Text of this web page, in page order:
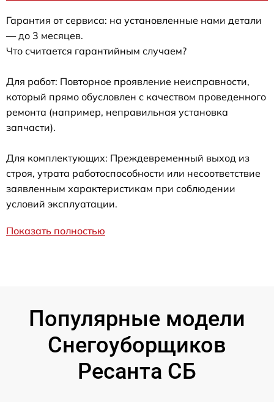
Гарантия от сервиса: на установленные нами детали
— до 3 месяцев.
Что считается гарантийным случаем?
Для работ: Повторное проявление неисправности,
который прямо обусловлен с качеством проведенного
ремонта (например, неправильная установка
запчасти).
Для комплектующих: Преждевременный выход из
строя, утрата работоспособности или несоответствие
заявленным характеристикам при соблюдении
условий эксплуатации.
Показать полностью
Популярные модели
Снегоуборщиков
Ресанта СБ